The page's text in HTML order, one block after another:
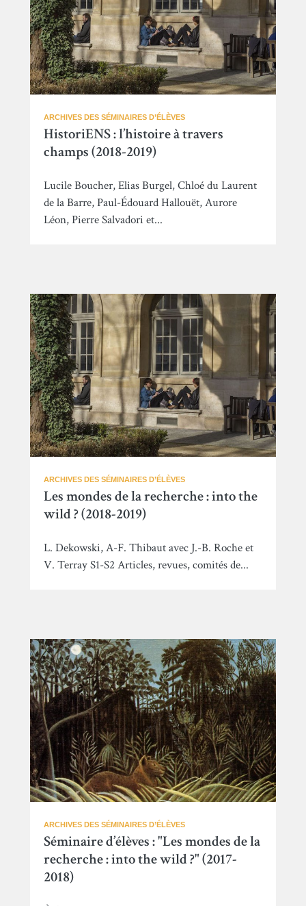
ARCHIVES DES SÉMINAIRES D’ÉLÈVES
HistoriENS : l’histoire à travers
champs (2018-2019)
Lucile Boucher, Elias Burgel, Chloé du Laurent
de la Barre, Paul-Édouard Hallouët, Aurore
Léon, Pierre Salvadori et...
ARCHIVES DES SÉMINAIRES D’ÉLÈVES
Les mondes de la recherche : into the
wild ? (2018-2019)
L. Dekowski, A-F. Thibaut avec J.-B. Roche et
V. Terray S1-S2 Articles, revues, comités de...
ARCHIVES DES SÉMINAIRES D’ÉLÈVES
Séminaire d’élèves : "Les mondes de la
recherche : into the wild ?" (2017-
2018)